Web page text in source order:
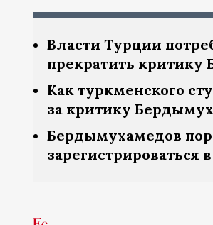
Власти Турции
прекратить
Как туркменского
за критику
Бердымухамедов
зарегистрироваться